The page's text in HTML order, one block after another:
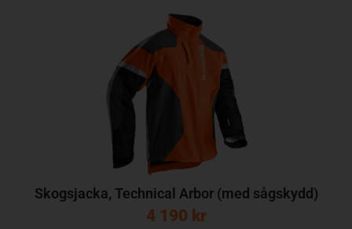
Skogsjacka, Technical Arbor (med sågskydd)
4 190 kr